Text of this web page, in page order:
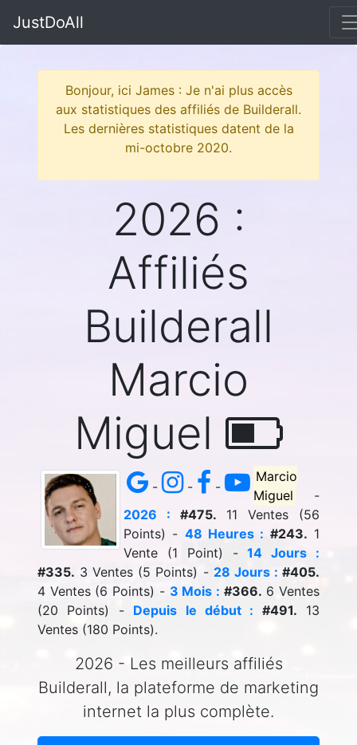
JustDoAll
Bonjour, ici James : Je n'ai plus accès
aux statistiques des affiliés de Builderall.
Les dernières statistiques datent de la
mi-octobre 2020.
2026 :
Affiliés
Builderall
Marcio
Miguel
- - -
Marcio
Miguel
-
2026 : #475. 11 Ventes (56
Points) - 48 Heures : #243. 1
Vente (1 Point) -14 Jours :
#335. 3 Ventes (5 Points) - 28 Jours : #405.
4 Ventes (6 Points) - 3 Mois : #366. 6 Ventes
(20 Points) - Depuis le début : #491. 13
Ventes (180 Points).
2026 - Les meilleurs affiliés
Builderall, la plateforme de marketing
internet la plus complète.